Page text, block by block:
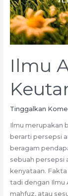
Ilmu
Tinggalkan
Ilmu merupakan
berarti persepsi
beragam
sebuah persepsi
kenyataan.
tadi dengan Ilmu
mahfuz, atau